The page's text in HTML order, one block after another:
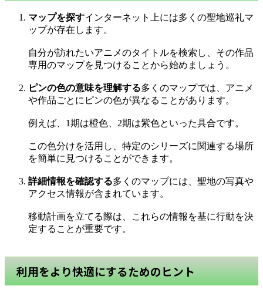
マップを探すインターネット上には多くの聖地巡礼マ
ップが存在します。
自分が訪れたいアニメのタイトルを検索し、その作品
専用のマップを見つけることから始めましょう。
ピンの色の意味を理解する多くのマップでは、アニメ
や作品ごとにピンの色が異なることがあります。
例えば、1期は橙色、2期は紫色といった具合です。
この色分けを活用し、特定のシリーズに関連する場所
を簡単に見つけることができます。
詳細情報を確認する多くのマップには、聖地の写真や
アクセス情報が含まれています。
移動計画を立てる際は、これらの情報を基に行動を決
定することが重要です。
利用をより快適にするためのヒント